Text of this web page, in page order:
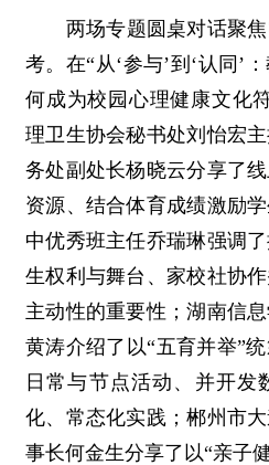
两场专题圆桌对话聚焦
考。在“从‘参与’到‘认同’
何成为校园心理健康文化
理卫生协会秘书处刘怡宏
务处副处长杨晓云分享了
资源、结合体育成绩激励
中优秀班主任乔瑞琳强调
生权利与舞台、家校社协
主动性的重要性；湖南信
黄涛介绍了以“五育并举”
日常与节点活动、并开发
化、常态化实践；郴州市
事长何金生分享了以“亲子